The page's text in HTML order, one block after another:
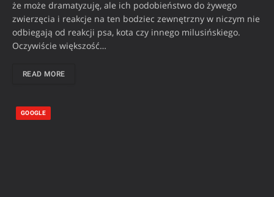
że może dramatyzuję, ale ich podobieństwo do żywego
zwierzęcia i reakcje na ten bodziec zewnętrzny w niczym nie
odbiegają od reakcji psa, kota czy innego milusińskiego.
Oczywiście większość…
READ MORE
GOOGLE